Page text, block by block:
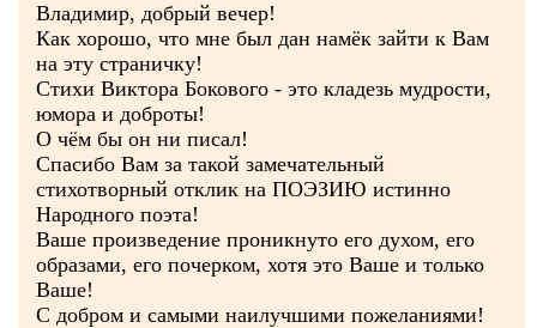
Владимир, добрый вечер!
Как хорошо, что мне был дан намёк зайти к Вам
на эту страничку!
Стихи Виктора Бокового - это кладезь мудрости,
юмора и доброты!
О чём бы он ни писал!
Спасибо Вам за такой замечательный
стихотворный отклик на ПОЭЗИЮ истинно
Народного поэта!
Ваше произведение проникнуто его духом, его
образами, его почерком, хотя это Ваше и только
Ваше!
С добром и самыми наилучшими пожеланиями!